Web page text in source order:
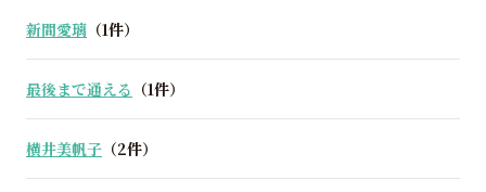
新間愛璃 （1件）
最後まで通える （1件）
横井美帆子 （2件）